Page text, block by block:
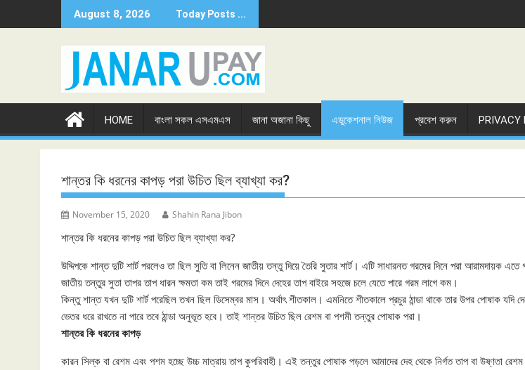
to
August 8, 2026 Today Posts ...
HOME বাংলা সকল এসএমএস জানা অজানা কিছু এডুকেশনাল নিউজ প্রবেশ করুন PRIVACY
শান্তর কি ধরনের কাপড় পরা উচিত ছিল ব্যাখ্যা কর?
November 15, 2020 Shahin Rana Jibon
শান্তর কি ধরনের কাপড় পরা উচিত ছিল ব্যাখ্যা কর?
উদ্দিপকে শান্ত দুটি শার্ট পরলেও তা ছিল সুতি বা লিনেন জাতীয় তন্তু দিয়ে তৈরি সুতার শার্ট। এটি সাধারনত গরমের দিনে পরা আরামদায়ক
জাতীয় তন্তুর সুতা তাপর তাপ ধারন ক্ষমতা কম তাই গরমের দিনে দেহের তাপ বাইরে সহজে চলে যেতে পারে গরম লাগে কম।
কিন্তু শান্ত যখন দুটি শার্ট পরেছিল তখন ছিল ডিসেম্বর মাস। অর্থাৎ শীতকাল। এমনিতে শীতকালে প্রচুর ঠান্ডা থাকে তার উপর পোষাক যদি
ভেতর ধরে রাখতে না পারে তবে ঠান্ডা অনুভূত হবে। তাই শান্তর উচিত ছিল রেশম বা পশমী তন্তুর পোষাক পরা।
শান্তর কি ধরনের কাপড়
কারন সিল্ক বা রেশম এবং পশম হচ্ছে উচ্চ মাত্রায় তাপ কুপরিবাহী। এই তন্তুর পোষাক পড়লে আমাদের দেহ থেকে নির্গত তাপ বা উষ্ণতা